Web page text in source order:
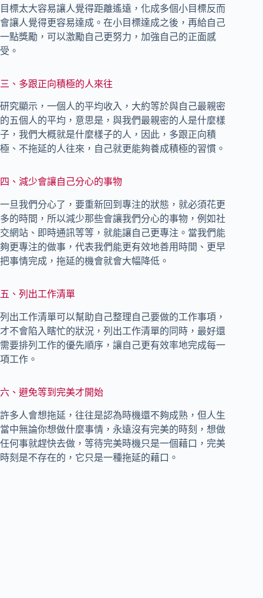
目標太大容易讓人覺得距離遙遠，化成多個小目標反而
會讓人覺得更容易達成。在小目標達成之後，再給自己
一點獎勵，可以激勵自己更努力，加強自己的正面感
受。
三、多跟正向積極的人來往
研究顯示，一個人的平均收入，大約等於與自己最親密
的五個人的平均，意思是，與我們最親密的人是什麼樣
子，我們大概就是什麼樣子的人，因此，多跟正向積
極、不拖延的人往來，自己就更能夠養成積極的習慣。
四、減少會讓自己分心的事物
一旦我們分心了，要重新回到專注的狀態，就必須花更
多的時間，所以減少那些會讓我們分心的事物，例如社
交網站、即時通訊等等，就能讓自己更專注。當我們能
夠更專注的做事，代表我們能更有效地善用時間、更早
把事情完成，拖延的機會就會大幅降低。
五、列出工作清單
列出工作清單可以幫助自己整理自己要做的工作事項，
才不會陷入瞎忙的狀況，列出工作清單的同時，最好還
需要排列工作的優先順序，讓自己更有效率地完成每一
項工作。
六、避免等到完美才開始
許多人會想拖延，往往是認為時機還不夠成熟，但人生
當中無論你想做什麼事情，永遠沒有完美的時刻，想做
任何事就趕快去做，等待完美時機只是一個藉口，完美
時刻是不存在的，它只是一種拖延的藉口。